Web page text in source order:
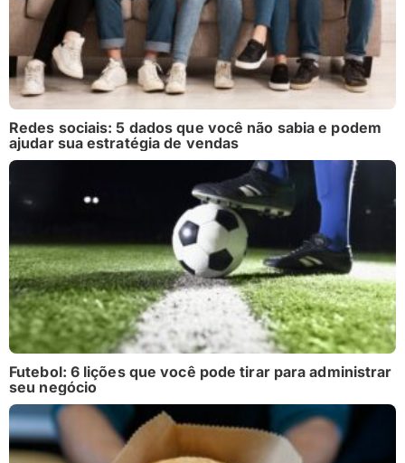
Redes sociais: 5 dados que você não sabia e podem
ajudar sua estratégia de vendas
Futebol: 6 lições que você pode tirar para administrar
seu negócio